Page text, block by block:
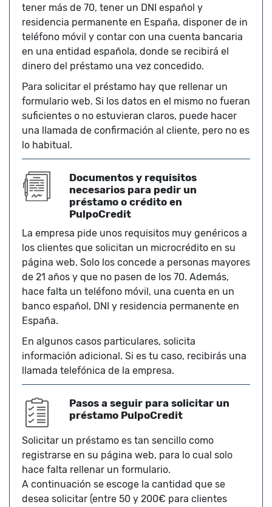
tener más de 70, tener un DNI español y
residencia permanente en España, disponer de in
teléfono móvil y contar con una cuenta bancaria
en una entidad española, donde se recibirá el
dinero del préstamo una vez concedido.
Para solicitar el préstamo hay que rellenar un
formulario web. Si los datos en el mismo no fueran
suficientes o no estuvieran claros, puede hacer
una llamada de confirmación al cliente, pero no es
lo habitual.
Documentos y requisitos
necesarios para pedir un
préstamo o crédito en
PulpoCredit
La empresa pide unos requisitos muy genéricos a
los clientes que solicitan un microcrédito en su
página web. Solo los concede a personas mayores
de 21 años y que no pasen de los 70. Además,
hace falta un teléfono móvil, una cuenta en un
banco español, DNI y residencia permanente en
España.
En algunos casos particulares, solicita
información adicional. Si es tu caso, recibirás una
llamada telefónica de la empresa.
Pasos a seguir para solicitar un
préstamo PulpoCredit
Solicitar un préstamo es tan sencillo como
registrarse en su página web, para lo cual solo
hace falta rellenar un formulario.
A continuación se escoge la cantidad que se
desea solicitar (entre 50 y 200€ para clientes